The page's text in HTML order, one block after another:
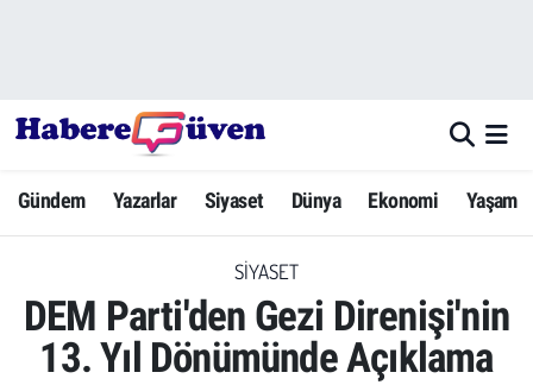
Gündem Yazarlar Siyaset Dünya Ekonomi Yaşam
SIYASET
DEM Parti'den Gezi Direnişi'nin
13. Yıl Dönümünde Açıklama
Yazarlar
Dünya
Ekonomi
Hava Durumu
Trafik Durumu
Süper Lig Puan Durumu ve Fikstür
Tüm Manşetler